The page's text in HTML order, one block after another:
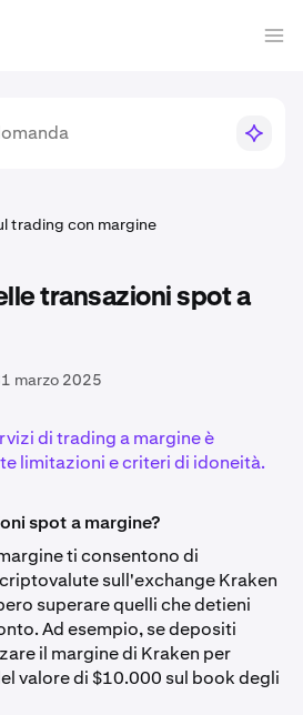
trading con margine
transazioni spot a
marzo 2025
di trading a margine è
limitazioni e criteri di idoneità.
spot a margine?
ti consentono di
sull'exchange Kraken
superare quelli che detieni
Ad esempio, se depositi
il margine di Kraken per
valore di $10.000 sul book degli